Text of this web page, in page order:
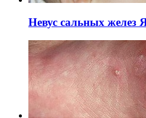
Невус сальных желез